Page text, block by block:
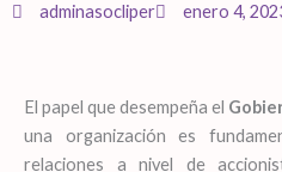
adminasocliper enero 4,
El papel que desempeña el
una organización es
relaciones a nivel de